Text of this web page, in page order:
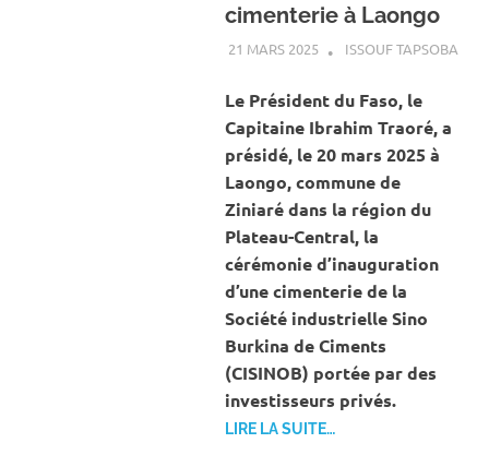
cimenterie à Laongo
21 MARS 2025 ISSOUF TAPSOBAA
Le Président du Faso, le
Capitaine Ibrahim Traoré, a
présidé, le 20 mars 2025 à
Laongo, commune de
Ziniaré dans la région du
Plateau-Central, la
cérémonie d’inauguration
d’une cimenterie de la
Société industrielle Sino
Burkina de Ciments
(CISINOB) portée par des
investisseurs privés.
LIRE LA SUITE…